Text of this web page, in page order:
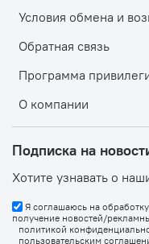
Условия обмена и
Обратная связь
Программа
О компании
Подписка на
Хотите узнавать о
Я соглашаюсь на
получение новостей/
политикой
пользовательским